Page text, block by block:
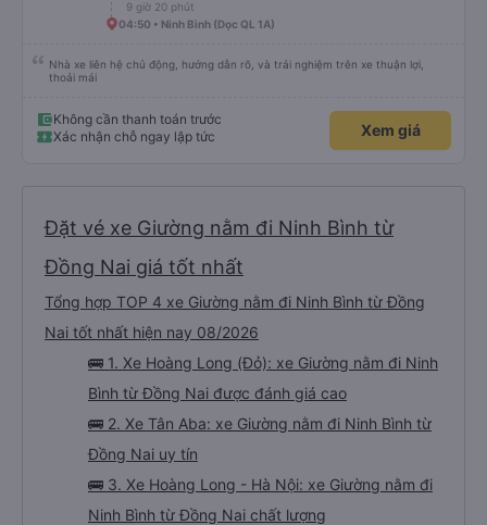
9 giờ 20 phút
04:50 • Ninh Bình (Dọc QL 1A)
Nhà xe liên hệ chủ động, hướng dẫn rõ, và trải nghiệm trên xe thuận lợi,
thoải mái
Không cần thanh toán trước
Xác nhận chỗ ngay lập tức
Xem giá
Đặt vé xe Giường nằm đi Ninh Bình từ
Đồng Nai giá tốt nhất
Tổng hợp TOP 4 xe Giường nằm đi Ninh Bình từ Đồng
Nai tốt nhất hiện nay 08/2026
🚌 1. Xe Hoàng Long (Đỏ): xe Giường nằm đi Ninh
Bình từ Đồng Nai được đánh giá cao
🚌 2. Xe Tân Aba: xe Giường nằm đi Ninh Bình từ
Đồng Nai uy tín
🚌 3. Xe Hoàng Long - Hà Nội: xe Giường nằm đi
Ninh Bình từ Đồng Nai chất lượng